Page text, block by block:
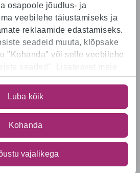
osapoole jõudlus- ja
veebilehe täiustamiseks ja
reklaamide edastamiseks.
seadeid muuta, klõpsake
"Kohanda" või selle veebilehe
seaded". Lisateavet meie
kohta
privaatsuspoliitika/kasutaja/
Luba kõik
Kohanda
vajalikega